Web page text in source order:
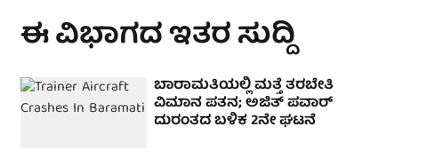
ಈ ವಿಭಾಗದ ಇತರ ಸುದ್ದಿ
ಬಾರಾಮತಿಯಲ್ಲಿ ಮತ್ತೆ ತರಬೇತಿ
ವಿಮಾನ ಪತನ; ಅಜಿತ್ ಪವಾರ್
ದುರಂತದ ಬಳಿಕ 2ನೇ ಘಟನೆ